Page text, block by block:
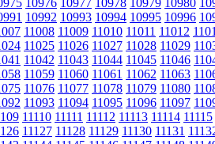
10976 10977 10978 10979 10980
10992 10993 10994 10995 10996
11008 11009 11010 11011 11012
11025 11026 11027 11028 11029
11042 11043 11044 11045 11046
11059 11060 11061 11062 11063
11076 11077 11078 11079 11080
11093 11094 11095 11096 11097
11110 11111 11112 11113 11114 11115
11127 11128 11129 11130 11131